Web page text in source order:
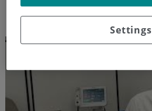
Settings